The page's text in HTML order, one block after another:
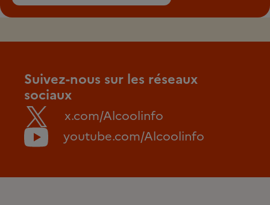
Suivez-nous sur les réseaux
sociaux
x.com/Alcoolinfo
youtube.com/Alcoolinfo